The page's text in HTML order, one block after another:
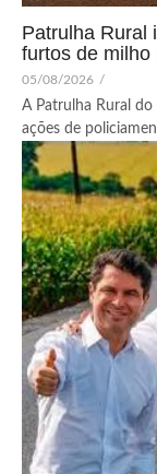
Patrulha Rural
furtos de milho
05/08/2026 /
A Patrulha Rural
ações de